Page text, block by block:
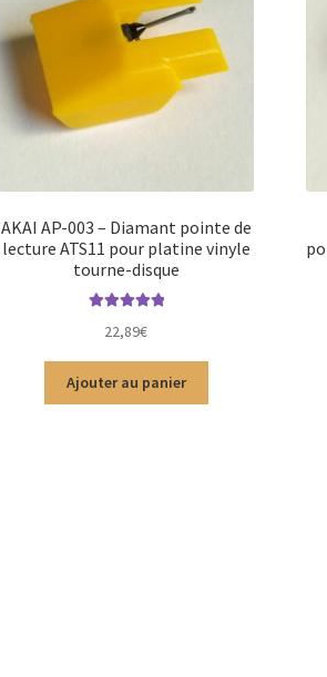
AKAI AP-003 – Diamant pointe de
lecture ATS11 pour platine vinyle
tourne-disque
5
22,89€
Ajouter au panier